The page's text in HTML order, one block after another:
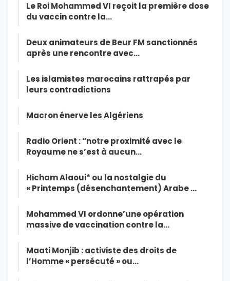
Le Roi Mohammed VI reçoit la première dose
du vaccin contre la…
Deux animateurs de Beur FM sanctionnés
après une rencontre avec…
Les islamistes marocains rattrapés par
leurs contradictions
Macron énerve les Algériens
Radio Orient : “notre proximité avec le
Royaume ne s’est à aucun…
Hicham Alaoui* ou la nostalgie du
« Printemps (désenchantement) Arabe …
Mohammed VI ordonne’une opération
massive de vaccination contre la…
Maati Monjib : activiste des droits de
l’Homme « persécuté » ou…